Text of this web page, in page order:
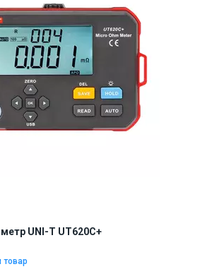
UNI-T UT620C+
товар